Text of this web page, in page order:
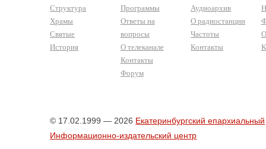
Структура
Храмы
Святые
История
Программы
Ответы на
вопросы
О телеканале
Контакты
Форум
Аудиоархив
О радиостанции
Частоты
Контакты
© 17.02.1999 — 2026 Екатеринбургский епархиальный
Информационно-издательский центр